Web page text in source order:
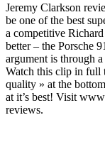
Jeremy Clarkson
be one of the best
a competitive
better – the Porsche
argument is through
Watch this clip in full
quality » at the
at it’s best! Visit
reviews.